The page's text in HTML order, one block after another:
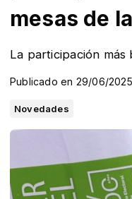
mesas de
La participación más
Publicado en 29/06/2025
Novedades